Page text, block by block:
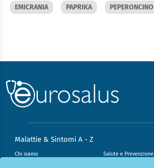
EMICRANIA PAPRIKA PEPERONCINO
Malattie & Sintomi A - Z
Chi siamo Salute e Prevenzione